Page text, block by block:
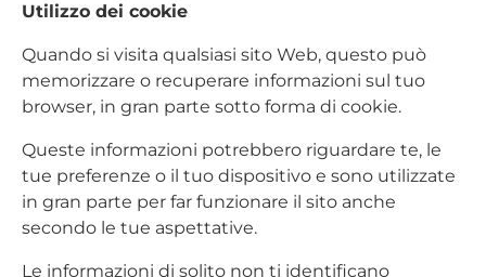
Utilizzo dei cookie
Quando si visita qualsiasi sito Web, questo può
memorizzare o recuperare informazioni sul tuo
browser, in gran parte sotto forma di cookie.
Queste informazioni potrebbero riguardare te, le
tue preferenze o il tuo dispositivo e sono utilizzate
in gran parte per far funzionare il sito anche
secondo le tue aspettative.
Le informazioni di solito non ti identificano